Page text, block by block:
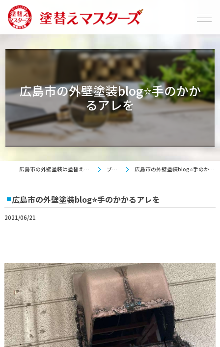
広島市の外壁塗装blog⭐手のかか
るアレを
広島市の外壁塗装は塗替えマスターズ ブログ 広島市の外壁塗装blog⭐手のかかるアレを
広島市の外壁塗装blog⭐手のかかるアレを
2021/06/21